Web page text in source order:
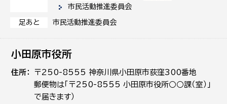
市民活動推進委員会
足あと 市民活動推進委員会
小田原市役所
住所
〒250-8555 神奈川県小田原市荻窪300番地
郵便物は「〒250-8555 小田原市役所○○課（室）」
で届きます）